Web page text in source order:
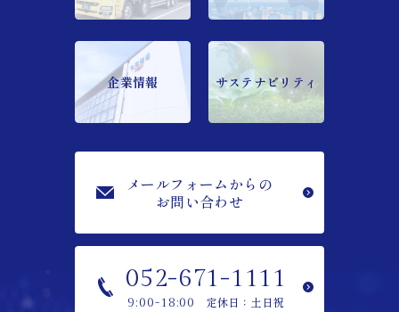
企業情報 サステナビリティ
メールフォームからの
お問い合わせ
052-671-1111
9:00-18:00 定休日：土日祝